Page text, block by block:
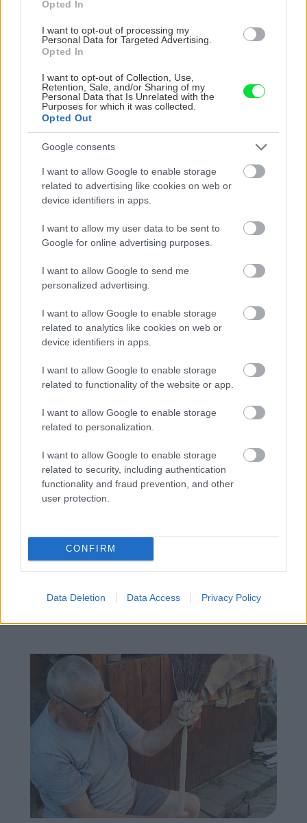
Opted In
I want to opt-out of processing my
Personal Data for Targeted Advertising.
Opted In
I want to opt-out of Collection, Use,
Retention, Sale, and/or Sharing of my
Personal Data that Is Unrelated with the
Purposes for which it was collected.
Opted Out
Google consents
I want to allow Google to enable storage
related to advertising like cookies on web or
device identifiers in apps.
I want to allow my user data to be sent to
Google for online advertising purposes.
I want to allow Google to send me
personalized advertising.
I want to allow Google to enable storage
related to analytics like cookies on web or
device identifiers in apps.
I want to allow Google to enable storage
related to functionality of the website or app.
I want to allow Google to enable storage
related to personalization.
I want to allow Google to enable storage
related to security, including authentication
functionality and fraud prevention, and other
user protection.
CONFIRM
Data Deletion Data Access Privacy Policy
ELEGANTNÉ ZÁHRADNÉ
SEDENIE
so štvorcovým nadzemným ohniskom a grilom
si vyžaduje murovanie so šamotovou maltou
1,5 m. Obklad je z tehlových pásikov. Spolu
s kamennou terasou vás materiál na takéto
Foto: isifa/Shutterstock, Michal Ficík,
František Halečka
Zdroj: časopisUrob si sám 8/2016
Komentovať
Chalupa
koreniny kotlíky na guláš
záhradné sedenie zapustené ohnisko